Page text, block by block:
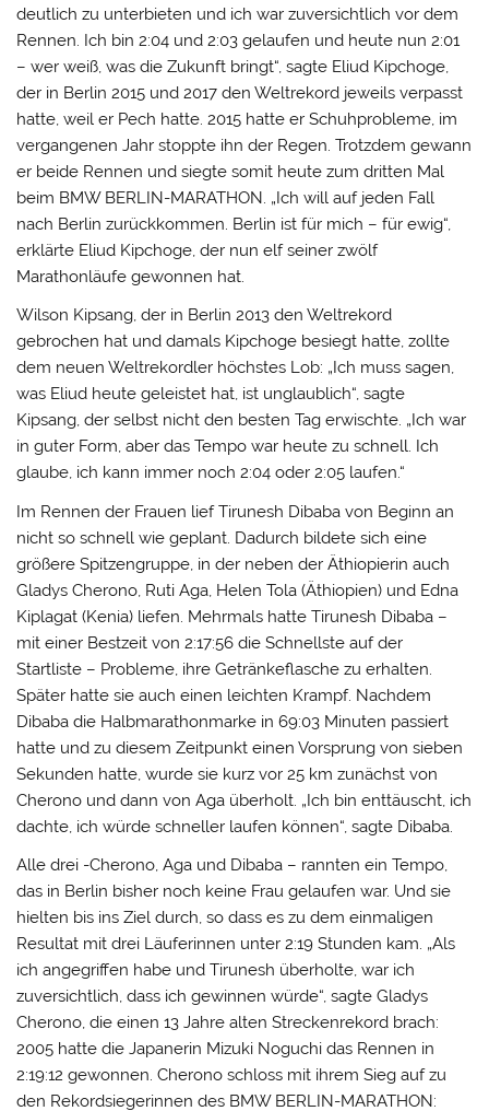
deutlich zu unterbieten und ich war zuversichtlich vor dem
Rennen. Ich bin 2:04 und 2:03 gelaufen und heute nun 2:01
– wer weiß, was die Zukunft bringt“, sagte Eliud Kipchoge,
der in Berlin 2015 und 2017 den Weltrekord jeweils verpasst
hatte, weil er Pech hatte. 2015 hatte er Schuhprobleme, im
vergangenen Jahr stoppte ihn der Regen. Trotzdem gewann
er beide Rennen und siegte somit heute zum dritten Mal
beim BMW BERLIN-MARATHON. „Ich will auf jeden Fall
nach Berlin zurückkommen. Berlin ist für mich – für ewig“,
erklärte Eliud Kipchoge, der nun elf seiner zwölf
Marathonläufe gewonnen hat.
Wilson Kipsang, der in Berlin 2013 den Weltrekord
gebrochen hat und damals Kipchoge besiegt hatte, zollte
dem neuen Weltrekordler höchstes Lob: „Ich muss sagen,
was Eliud heute geleistet hat, ist unglaublich“, sagte
Kipsang, der selbst nicht den besten Tag erwischte. „Ich war
in guter Form, aber das Tempo war heute zu schnell. Ich
glaube, ich kann immer noch 2:04 oder 2:05 laufen.“
Im Rennen der Frauen lief Tirunesh Dibaba von Beginn an
nicht so schnell wie geplant. Dadurch bildete sich eine
größere Spitzengruppe, in der neben der Äthiopierin auch
Gladys Cherono, Ruti Aga, Helen Tola (Äthiopien) und Edna
Kiplagat (Kenia) liefen. Mehrmals hatte Tirunesh Dibaba –
mit einer Bestzeit von 2:17:56 die Schnellste auf der
Startliste – Probleme, ihre Getränkeflasche zu erhalten.
Später hatte sie auch einen leichten Krampf. Nachdem
Dibaba die Halbmarathonmarke in 69:03 Minuten passiert
hatte und zu diesem Zeitpunkt einen Vorsprung von sieben
Sekunden hatte, wurde sie kurz vor 25 km zunächst von
Cherono und dann von Aga überholt. „Ich bin enttäuscht, ich
dachte, ich würde schneller laufen können“, sagte Dibaba.
Alle drei -Cherono, Aga und Dibaba – rannten ein Tempo,
das in Berlin bisher noch keine Frau gelaufen war. Und sie
hielten bis ins Ziel durch, so dass es zu dem einmaligen
Resultat mit drei Läuferinnen unter 2:19 Stunden kam. „Als
ich angegriffen habe und Tirunesh überholte, war ich
zuversichtlich, dass ich gewinnen würde“, sagte Gladys
Cherono, die einen 13 Jahre alten Streckenrekord brach:
2005 hatte die Japanerin Mizuki Noguchi das Rennen in
2:19:12 gewonnen. Cherono schloss mit ihrem Sieg auf zu
den Rekordsiegerinnen des BMW BERLIN-MARATHON: